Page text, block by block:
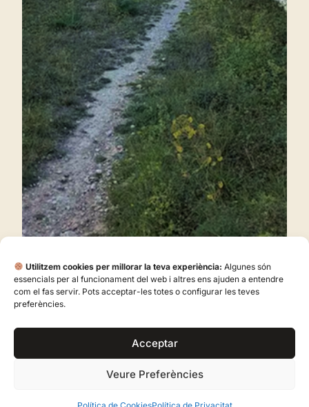
Utilitzem cookies per millorar la teva experiència: Algunes són
essencials per al funcionament del web i altres ens ajuden a entendre
com el fas servir. Pots acceptar-les totes o configurar les teves
preferències.
Acceptar
Veure Preferències
Properes Excursions